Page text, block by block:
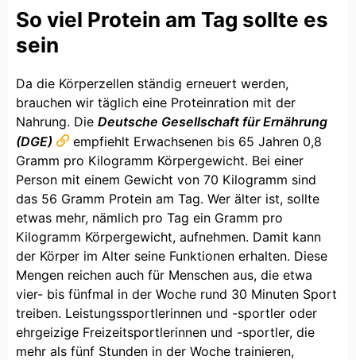
So viel Protein am Tag sollte es
sein
Da die Körperzellen ständig erneuert werden,
brauchen wir täglich eine Proteinration mit der
Nahrung. Die Deutsche Gesellschaft für Ernährung
(DGE)
empfiehlt Erwachsenen bis 65 Jahren 0,8
Gramm pro Kilogramm Körpergewicht. Bei einer
Person mit einem Gewicht von 70 Kilogramm sind
das 56 Gramm Protein am Tag. Wer älter ist, sollte
etwas mehr, nämlich pro Tag ein Gramm pro
Kilogramm Körpergewicht, aufnehmen. Damit kann
der Körper im Alter seine Funktionen erhalten. Diese
Mengen reichen auch für Menschen aus, die etwa
vier- bis fünfmal in der Woche rund 30 Minuten Sport
treiben. Leistungssportlerinnen und -sportler oder
ehrgeizige Freizeitsportlerinnen und -sportler, die
mehr als fünf Stunden in der Woche trainieren,